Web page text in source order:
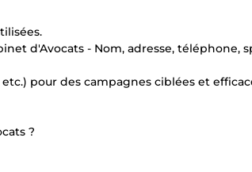
d'Avocats - Nom, adresse, téléphone,
pour des campagnes ciblées et
?